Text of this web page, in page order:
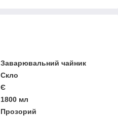
Заварювальний чайник
Скло
Є
1800 мл
Прозорий